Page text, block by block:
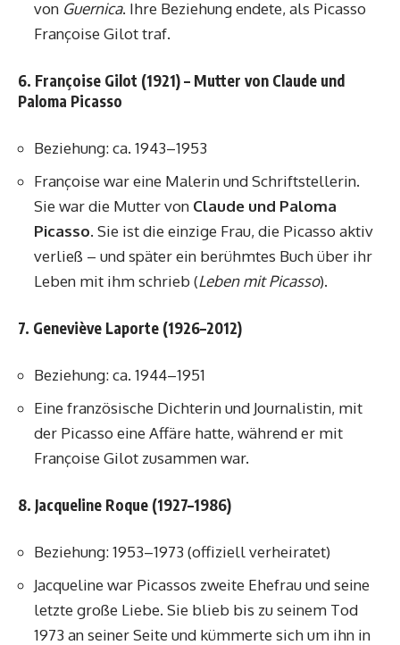
von Guernica. Ihre Beziehung endete, als Picasso
Françoise Gilot traf.
6. Françoise Gilot (1921) – Mutter von Claude und
Paloma Picasso
Beziehung: ca. 1943–1953
Françoise war eine Malerin und Schriftstellerin.
Sie war die Mutter von Claude und Paloma
Picasso. Sie ist die einzige Frau, die Picasso aktiv
verließ – und später ein berühmtes Buch über ihr
Leben mit ihm schrieb (Leben mit Picasso).
7. Geneviève Laporte (1926–2012)
Beziehung: ca. 1944–1951
Eine französische Dichterin und Journalistin, mit
der Picasso eine Affäre hatte, während er mit
Françoise Gilot zusammen war.
8. Jacqueline Roque (1927–1986)
Beziehung: 1953–1973 (offiziell verheiratet)
Jacqueline war Picassos zweite Ehefrau und seine
letzte große Liebe. Sie blieb bis zu seinem Tod
1973 an seiner Seite und kümmerte sich um ihn in